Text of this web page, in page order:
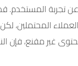
تجربة المستخدم.
المحتملين،
غير مقنع، فإن